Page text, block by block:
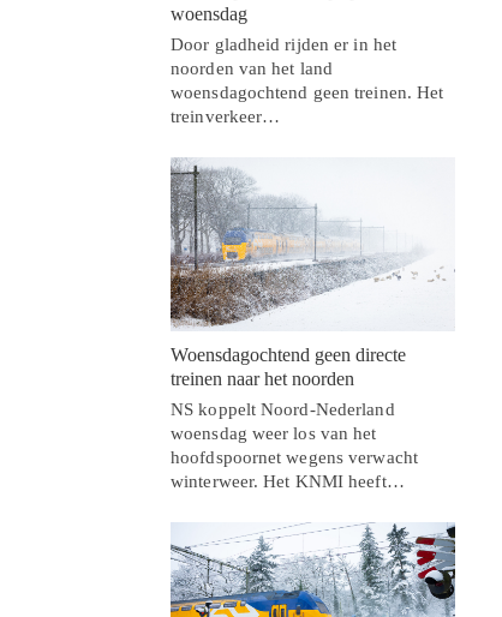
woensdag
Door gladheid rijden er in het
noorden van het land
woensdagochtend geen treinen. Het
treinverkeer…
Woensdagochtend geen directe
treinen naar het noorden
NS koppelt Noord-Nederland
woensdag weer los van het
hoofdspoornet wegens verwacht
winterweer. Het KNMI heeft…